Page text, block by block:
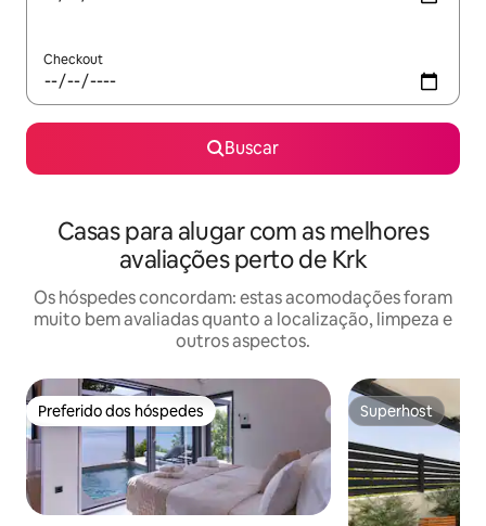
Checkout
Buscar
Casas para alugar com as melhores
avaliações perto de Krk
Os hóspedes concordam: estas acomodações foram
muito bem avaliadas quanto a localização, limpeza e
outros aspectos.
Preferido dos hóspedes
Preferido dos hóspedes Superhost
Superhost